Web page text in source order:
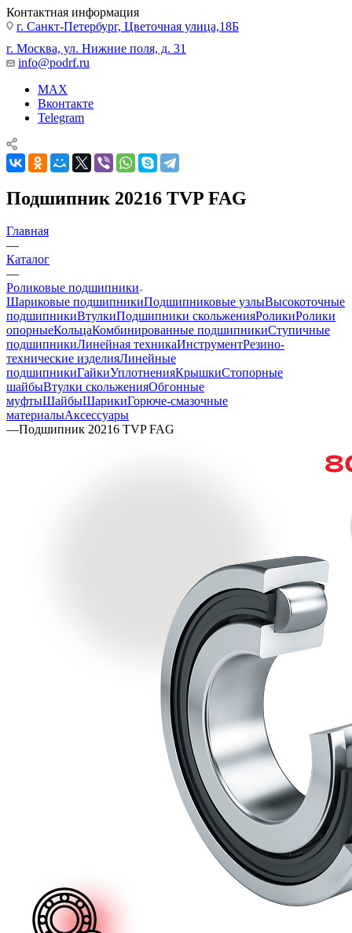
Контактная информация
г. Санкт-Петербург, Цветочная улица,18Б
г. Москва, ул. Нижние поля, д. 31
info@podrf.ru
MAX
Вконтакте
Telegram
Подшипник 20216 TVP FAG
Главная
—
Каталог
—
Роликовые подшипники
Шариковые подшипникиПодшипниковые узлыВысокоточные
подшипникиВтулкиПодшипники скольженияРоликиРолики
опорныеКольцаКомбинированные подшипникиСтупичные
подшипникиЛинейная техникаИнструментРезино-
технические изделияЛинейные
подшипникиГайкиУплотненияКрышкиСтопорные
шайбыВтулки скольженияОбгонные
муфтыШайбыШарикиГорюче-смазочные
материалыАксессуары
—Подшипник 20216 TVP FAG